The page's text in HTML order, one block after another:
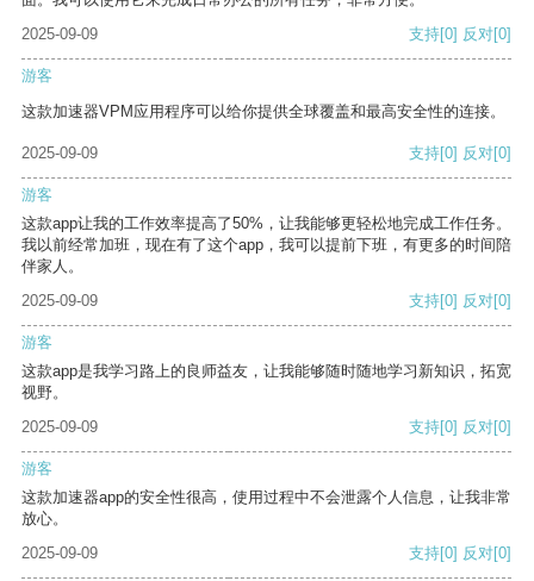
2025-09-09
支持[0] 反对[0]
游客
这款加速器VPM应用程序可以给你提供全球覆盖和最高安全性的连接。
2025-09-09 支持[0] 反对[0]
游客
这款app让我的工作效率提高了50%，让我能够更轻松地完成工作任务。
我以前经常加班，现在有了这个app，我可以提前下班，有更多的时间陪
伴家人。
2025-09-09
支持[0] 反对[0]
游客
这款app是我学习路上的良师益友，让我能够随时随地学习新知识，拓宽
视野。
2025-09-09
支持[0] 反对[0]
游客
这款加速器app的安全性很高，使用过程中不会泄露个人信息，让我非常
放心。
2025-09-09
支持[0] 反对[0]